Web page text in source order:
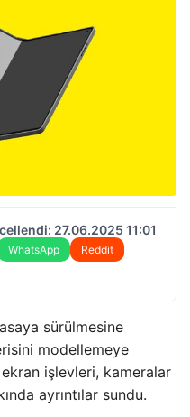
27.06.2025 11:01
WhatsApp
Reddit
sürülmesine
modellemeye
işlevleri, kameralar
ayrıntılar sundu.